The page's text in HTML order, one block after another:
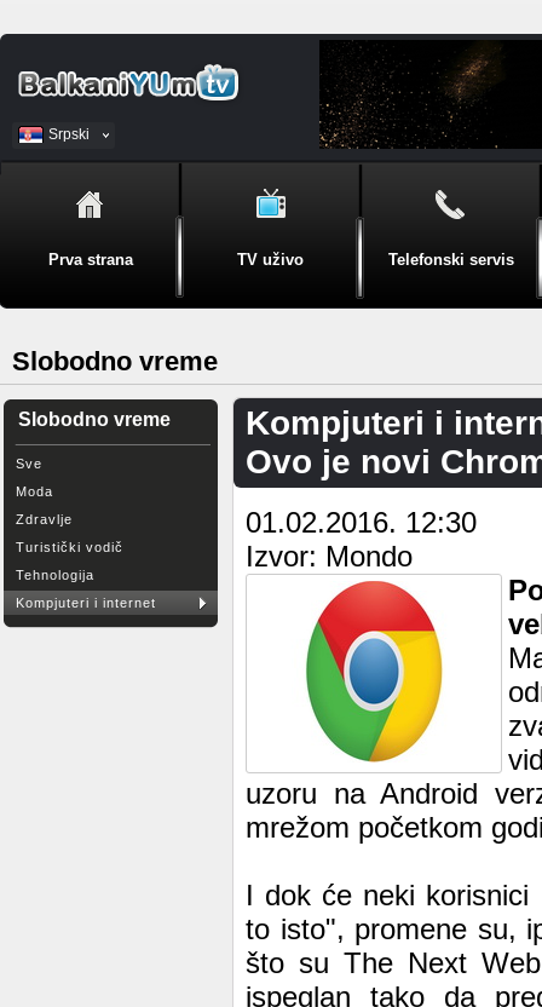
Srpski
BiH
Prva strana TV uživo Telefonski servis
Slobodno vreme
Slobodno vreme
Sve
Moda
Zdravlje
Turistički vodič
Tehnologija
Kompjuteri i internet
Kompjuteri i
Ovo je novi
01.02.2016. 12:30
Izvor: Mondo
uzoru na Android
mrežom početkom
I dok će neki korisnici
to isto", promene su,
što su The Next
ispeglan tako da